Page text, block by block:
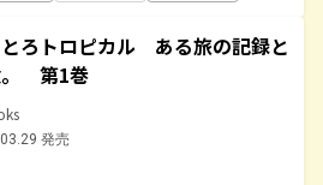
ろトロピカル ある旅の記録と
。 第1巻
発売